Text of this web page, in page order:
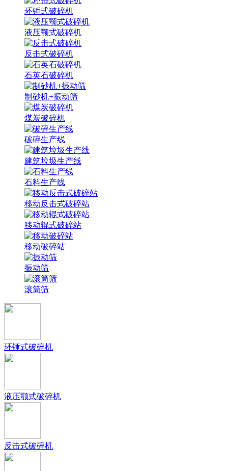
环锤式破碎机
液压颚式破碎机
反击式破碎机
石英石破碎机
制砂机+振动筛
煤炭破碎机
破碎生产线
建筑垃圾生产线
石料生产线
移动反击式破碎站
移动辊式破碎站
移动破碎站
振动筛
滚筒筛
环锤式破碎机
液压颚式破碎机
反击式破碎机